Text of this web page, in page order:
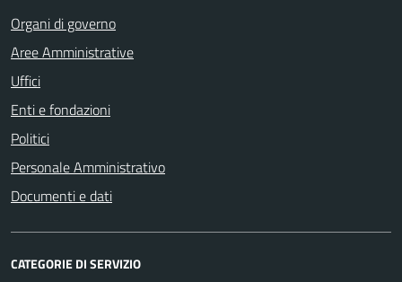
Organi di governo
Aree Amministrative
Uffici
Enti e fondazioni
Politici
Personale Amministrativo
Documenti e dati
CATEGORIE DI SERVIZIO